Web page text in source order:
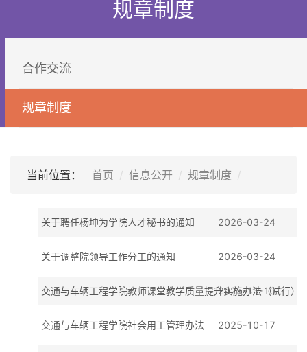
规章制度
合作交流
规章制度
当前位置： 首页 信息公开 规章制度
关于聘任杨坤为学院人才秘书的通知 2026-03-24
关于调整院领导工作分工的通知 2026-03-24
交通与车辆工程学院教师课堂教学质量提升实施办法（试行）
2025-11-10
交通与车辆工程学院社会用工管理办法 2025-10-17